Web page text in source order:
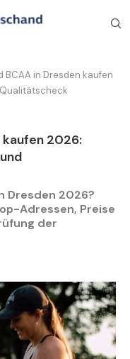
BCAA in Dresden kaufen
kaufen 2026:
Dresden 2026?
Adressen, Preise
der